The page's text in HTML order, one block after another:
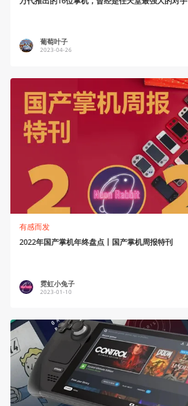
葡萄叶子
2023-04-26
有感而发
2022年国产掌机年终盘点丨国产掌机周报特刊
霓虹小兔子
2023-01-10